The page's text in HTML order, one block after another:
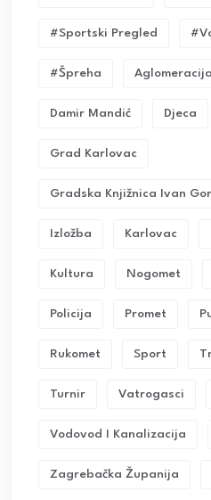
#sportski Pregled
#Špreha Aglomeracija
Damir Mandić Djeca
Grad Karlovac
Gradska Knjižnica Ivan
Izložba Karlovac
Kultura Nogomet
Policija Promet
Rukomet Sport
Turnir Vatrogasci
Vodovod I Kanalizacija
Zagrebačka Županija